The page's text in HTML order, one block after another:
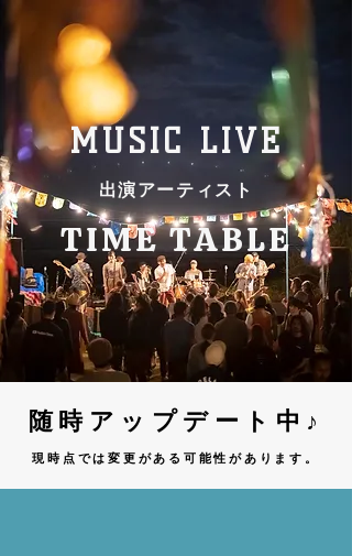
MUSIC LIVE
出演アーティスト
TIME TABLE
​随時アップデート中♪
現時点では変更がある可能性があります。